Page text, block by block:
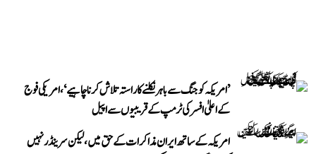
’امریکہ کو جنگ سے باہر نکلنے کا راستہ تلاش کرنا چاہیے‘، امریکی فوج
کے اعلیٰ افسر کی ٹرمپ کے قریبیوں سے اپیل
امریکہ کے ساتھ ایران مذاکرات کے حق میں، لیکن سرینڈر نہیں